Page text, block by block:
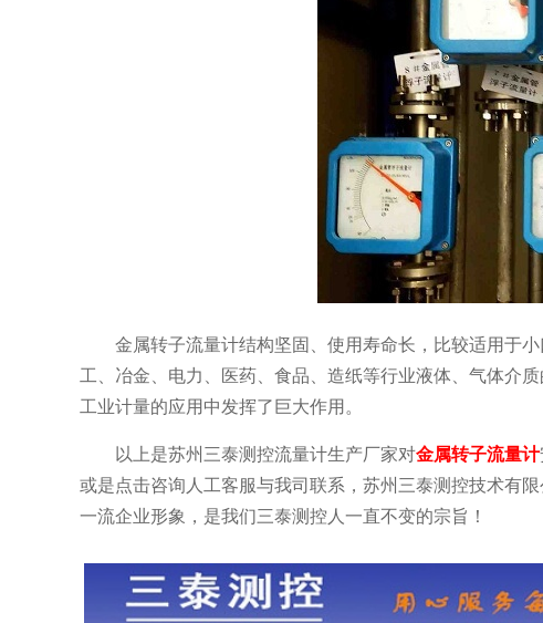
金属转子流量计结构坚固、使用寿命长，比较适用于
工、冶金、电力、医药、食品、造纸等行业液体、气体介
工业计量的应用中发挥了巨大作用。
以上是苏州三泰测控流量计生产厂家对金属转子流量计
或是点击咨询人工客服与我司联系，苏州三泰测控技术有
一流企业形象，是我们三泰测控人一直不变的宗旨！